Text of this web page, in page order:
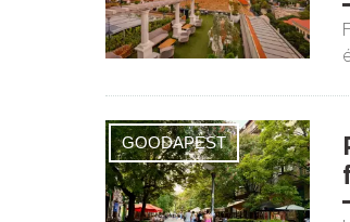
GOODAPEST